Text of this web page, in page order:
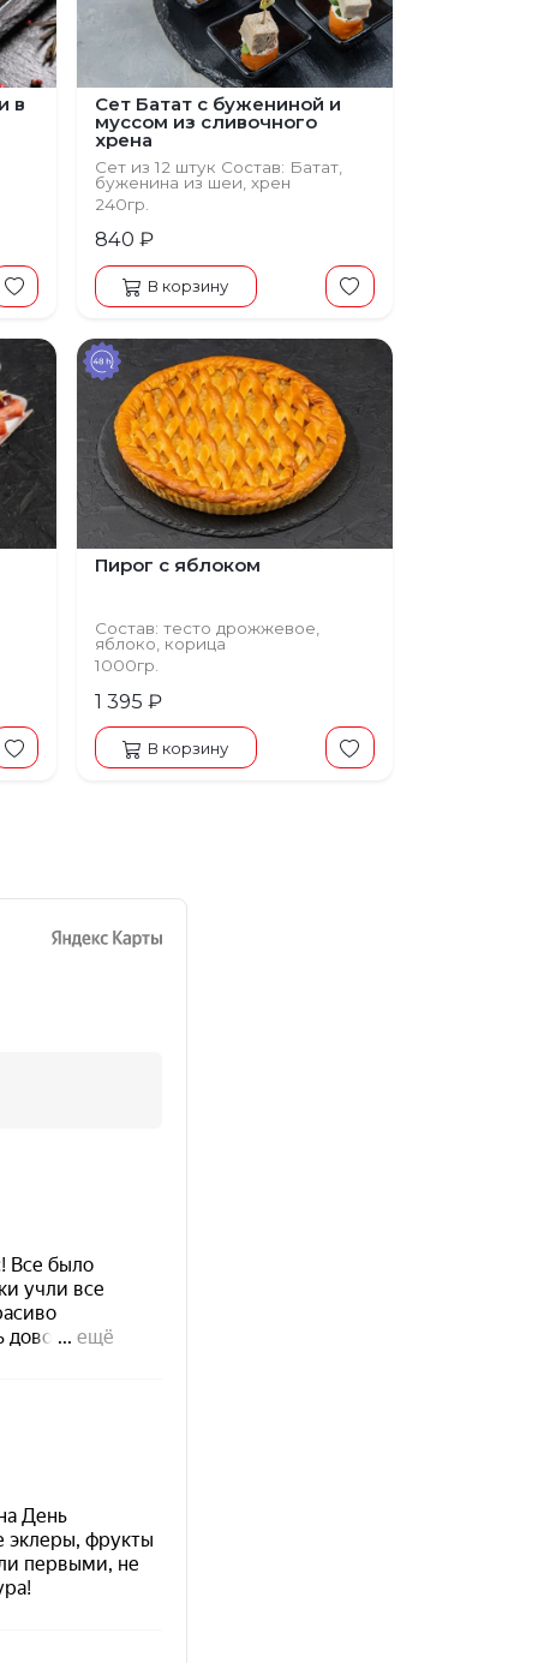
в Сет Батат с бужениной и
муссом из сливочного
хрена
Сет из 12 штук Состав: Батат,
буженина из шеи, хрен
240гр.
840 ₽
В корзину
Пирог с яблоком
Состав: тесто дрожжевое,
яблоко, корица
1000гр.
1 395 ₽
В корзину